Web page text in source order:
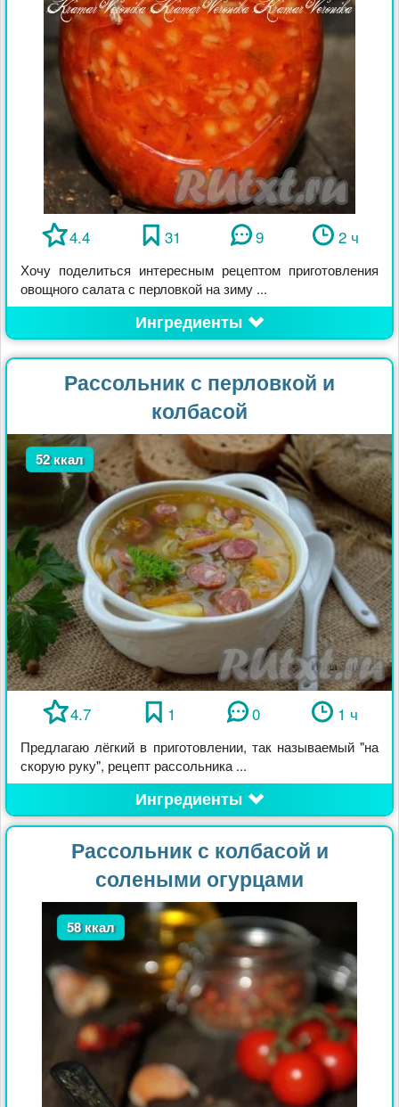
4.4 31 9 2 ч
Хочу поделиться интересным рецептом приготовления
овощного салата с перловкой на зиму ...
Ингредиенты
Рассольник с перловкой и
колбасой
52 ккал
4.7 1 0 1 ч
Предлагаю лёгкий в приготовлении, так называемый "на
скорую руку", рецепт рассольника ...
Ингредиенты
Рассольник с колбасой и
солеными огурцами
58 ккал